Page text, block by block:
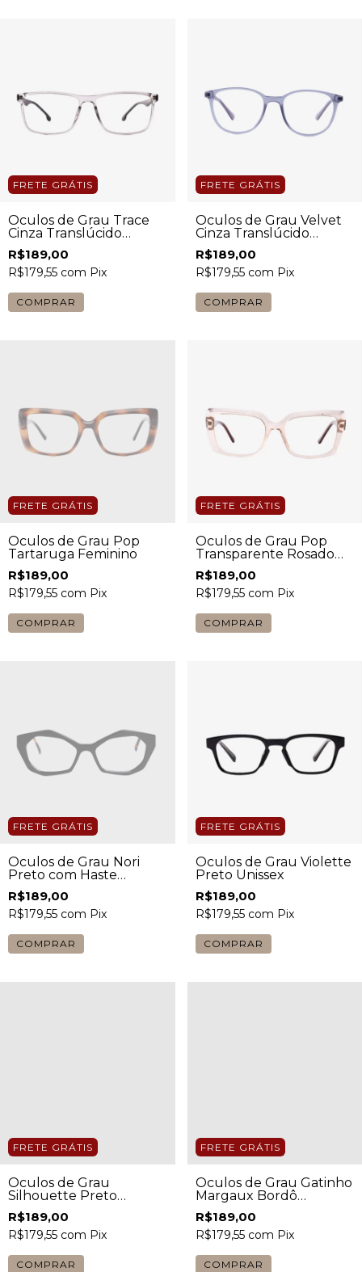
FRETE GRÁTIS
Óculos de Grau Trace
Cinza Translúcido
Masculino
R$189,00
R$179,55 com Pix
COMPRAR
FRETE GRÁTIS
Óculos de Grau Velvet
Cinza Translúcido
Unissex
R$189,00
R$179,55 com Pix
COMPRAR
FRETE GRÁTIS
Óculos de Grau Pop
Tartaruga Feminino
R$189,00
R$179,55 com Pix
COMPRAR
FRETE GRÁTIS
Óculos de Grau Pop
Transparente Rosado
com Haste Escura
Feminino
R$189,00
R$179,55 com Pix
COMPRAR
FRETE GRÁTIS
Óculos de Grau Nori
Preto com Haste
Tartaruga Feminino
R$189,00
R$179,55 com Pix
COMPRAR
FRETE GRÁTIS
Óculos de Grau Violette
Preto Unissex
R$189,00
R$179,55 com Pix
COMPRAR
FRETE GRÁTIS
Óculos de Grau
Silhouette Preto
Feminino
R$189,00
R$179,55 com Pix
COMPRAR
FRETE GRÁTIS
Óculos de Grau Gatinho
Margaux Bordô
Feminino
R$189,00
R$179,55 com Pix
COMPRAR